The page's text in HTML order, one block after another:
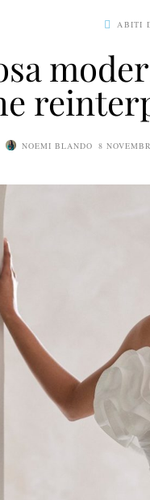
ABITI
NOEMI BLANDO 8